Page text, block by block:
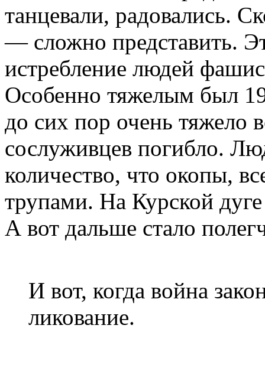
танцевали, радовались.
— сложно представить.
истребление людей
Особенно тяжелым был
до сих пор очень тяжело
сослуживцев погибло.
количество, что окопы,
трупами. На Курской
А вот дальше стало
И вот, когда война
ликование.